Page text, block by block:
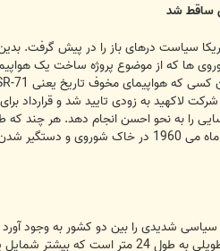
سیاست درهای باز را در پیش گرفت.
ها که از موضوع پروژه ساخت یک
چیز فاش شد.